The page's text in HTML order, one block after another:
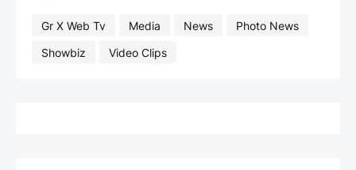
Gr X Web Tv Media News
Photo News
Showbiz
Video Clips